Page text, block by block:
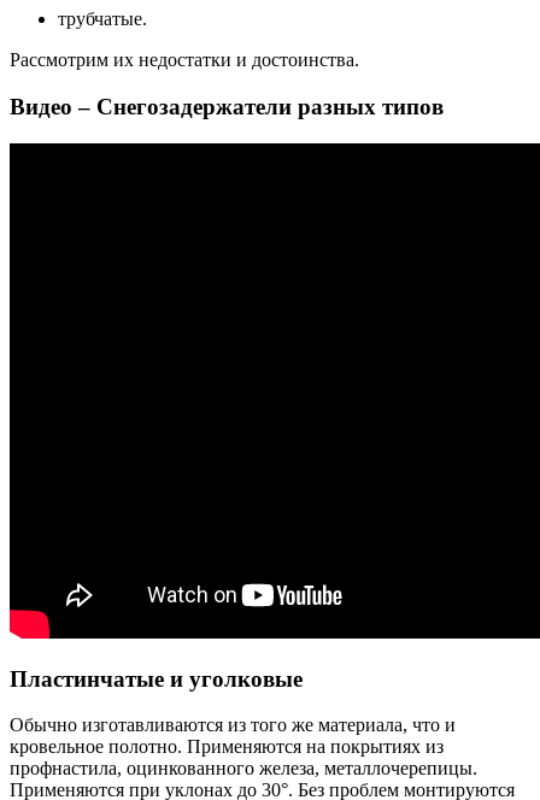
трубчатые.
Рассмотрим их недостатки и достоинства.
Видео – Снегозадержатели разных типов
Пластинчатые и уголковые
Обычно изготавливаются из того же материала, что и
кровельное полотно. Применяются на покрытиях из
профнастила, оцинкованного железа, металлочерепицы.
Применяются при уклонах до 30°. Без проблем монтируются